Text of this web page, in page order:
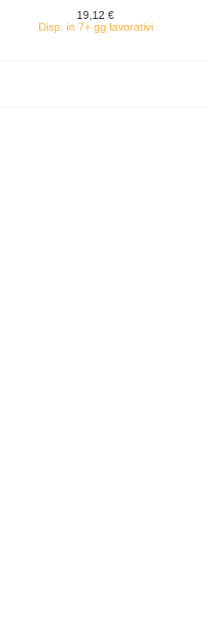
19,12 €
Disp. in 7+ gg lavorativi